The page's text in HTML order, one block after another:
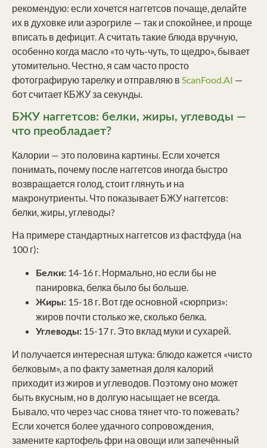
рекомендую: если хочется наггетсов почаще, делайте
их в духовке или аэрогриле — так и спокойнее, и проще
вписать в дефицит. А считать такие блюда вручную,
особенно когда масло «то чуть-чуть, то щедро», бывает
утомительно. Честно, я сам часто просто
фотографирую тарелку и отправляю в ScanFood.AI —
бот считает КБЖУ за секунды.
БЖУ наггетсов: белки, жиры, углеводы —
что преобладает?
Калории — это половина картины. Если хочется
понимать, почему после наггетсов иногда быстро
возвращается голод, стоит глянуть и на
макронутриенты. Что показывает БЖУ наггетсов:
белки, жиры, углеводы?
На примере стандартных наггетсов из фастфуда (на
100 г):
Белки: 14-16 г. Нормально, но если бы не
панировка, белка было бы больше.
Жиры: 15-18 г. Вот где основной «сюрприз»:
жиров почти столько же, сколько белка.
Углеводы: 15-17 г. Это вклад муки и сухарей.
И получается интересная штука: блюдо кажется «чисто
белковым», а по факту заметная доля калорий
приходит из жиров и углеводов. Поэтому оно может
быть вкусным, но в долгую насыщает не всегда.
Бывало, что через час снова тянет что-то пожевать?
Если хочется более удачного сопровождения,
замените картофель фри на овощи или запечённый